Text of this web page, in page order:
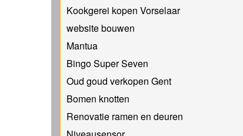
Kookgerei kopen Vorselaar
website bouwen
Mantua
Bingo Super Seven
Oud goud verkopen Gent
Bomen knotten
Renovatie ramen en deuren